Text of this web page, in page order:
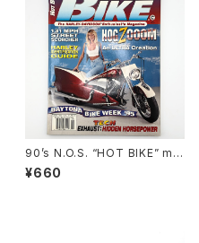
90’s N.O.S. “HOT BIKE” ma
gazine #27-06(Jun.’95 iss
ue)
¥660